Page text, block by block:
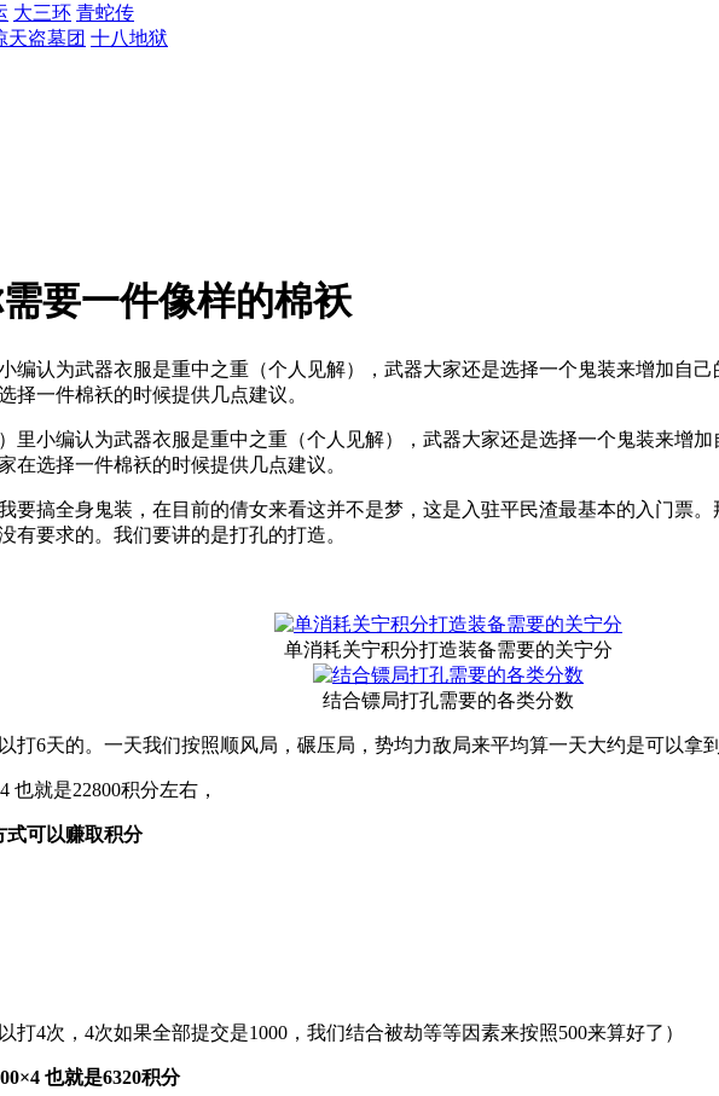
大三环 青蛇传
天盗墓团 十八地狱
要一件像样的棉袄
编认为武器衣服是重中之重（个人见解），武器大家还是选择一个鬼装来增加自
择一件棉袄的时候提供几点建议。
小编认为武器衣服是重中之重（个人见解），武器大家还是选择一个鬼装来增加
在选择一件棉袄的时候提供几点建议。
搞全身鬼装，在目前的倩女来看这并不是梦，这是入驻平民渣最基本的入门票。
有要求的。我们要讲的是打孔的打造。
单消耗关宁积分打造装备需要的关宁分
结合镖局打孔需要的各类分数
天的。一天我们按照顺风局，碾压局，势均力敌局来平均算一天大约是可以拿到
就是22800积分左右，
可以赚取积分
打4次，4次如果全部提交是1000，我们结合被劫等等因素来按照500来算好了）
也就是6320积分